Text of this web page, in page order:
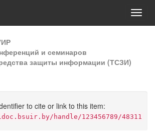
и семинаров
защиты информации (ТСЗИ)
to cite or link to this item:
handle/123456789/48311